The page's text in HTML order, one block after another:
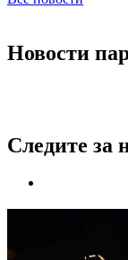
Новости
Следите за